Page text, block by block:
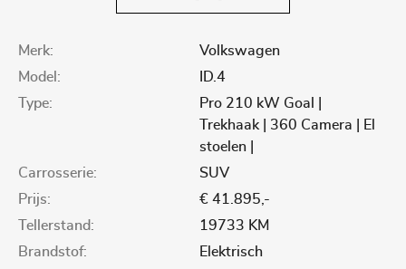
Merk:
Volkswagen
Model:
ID.4
Type:
Pro 210 kW Goal |
Trekhaak | 360 Camera | El
stoelen |
Carrosserie:
SUV
Prijs:
€ 41.895,-
Tellerstand:
19733 KM
Brandstof:
Elektrisch